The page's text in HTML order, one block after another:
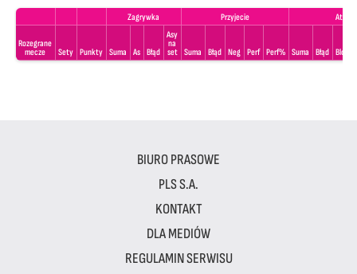
Zagrywka Przyjecie Atak
Rozegrane
mecze
Sety Punkty Suma As Błąd
Asy
na
set
Suma Błąd Neg Perf Perf% Suma Błąd Blok
BIURO PRASOWE
PLS S.A.
KONTAKT
DLA MEDIÓW
REGULAMIN SERWISU